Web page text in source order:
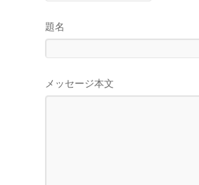
題名
メッセージ本文